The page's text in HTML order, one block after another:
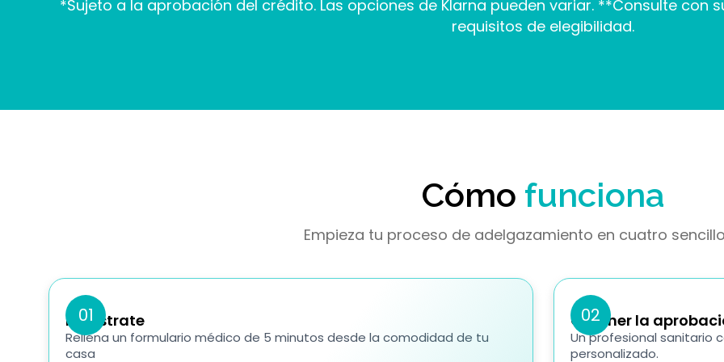
*Sujeto a la aprobación del crédito. Las opciones de Klarna pueden variar. **Consulte con
requisitos de elegibilidad.
Cómo funciona
Empieza tu proceso de adelgazamiento en cuatro
01
Regístrate
Rellena un formulario médico de 5 minutos desde la comodidad de tu
casa
02
Obtener la
Un profesional sanitario
personalizado.